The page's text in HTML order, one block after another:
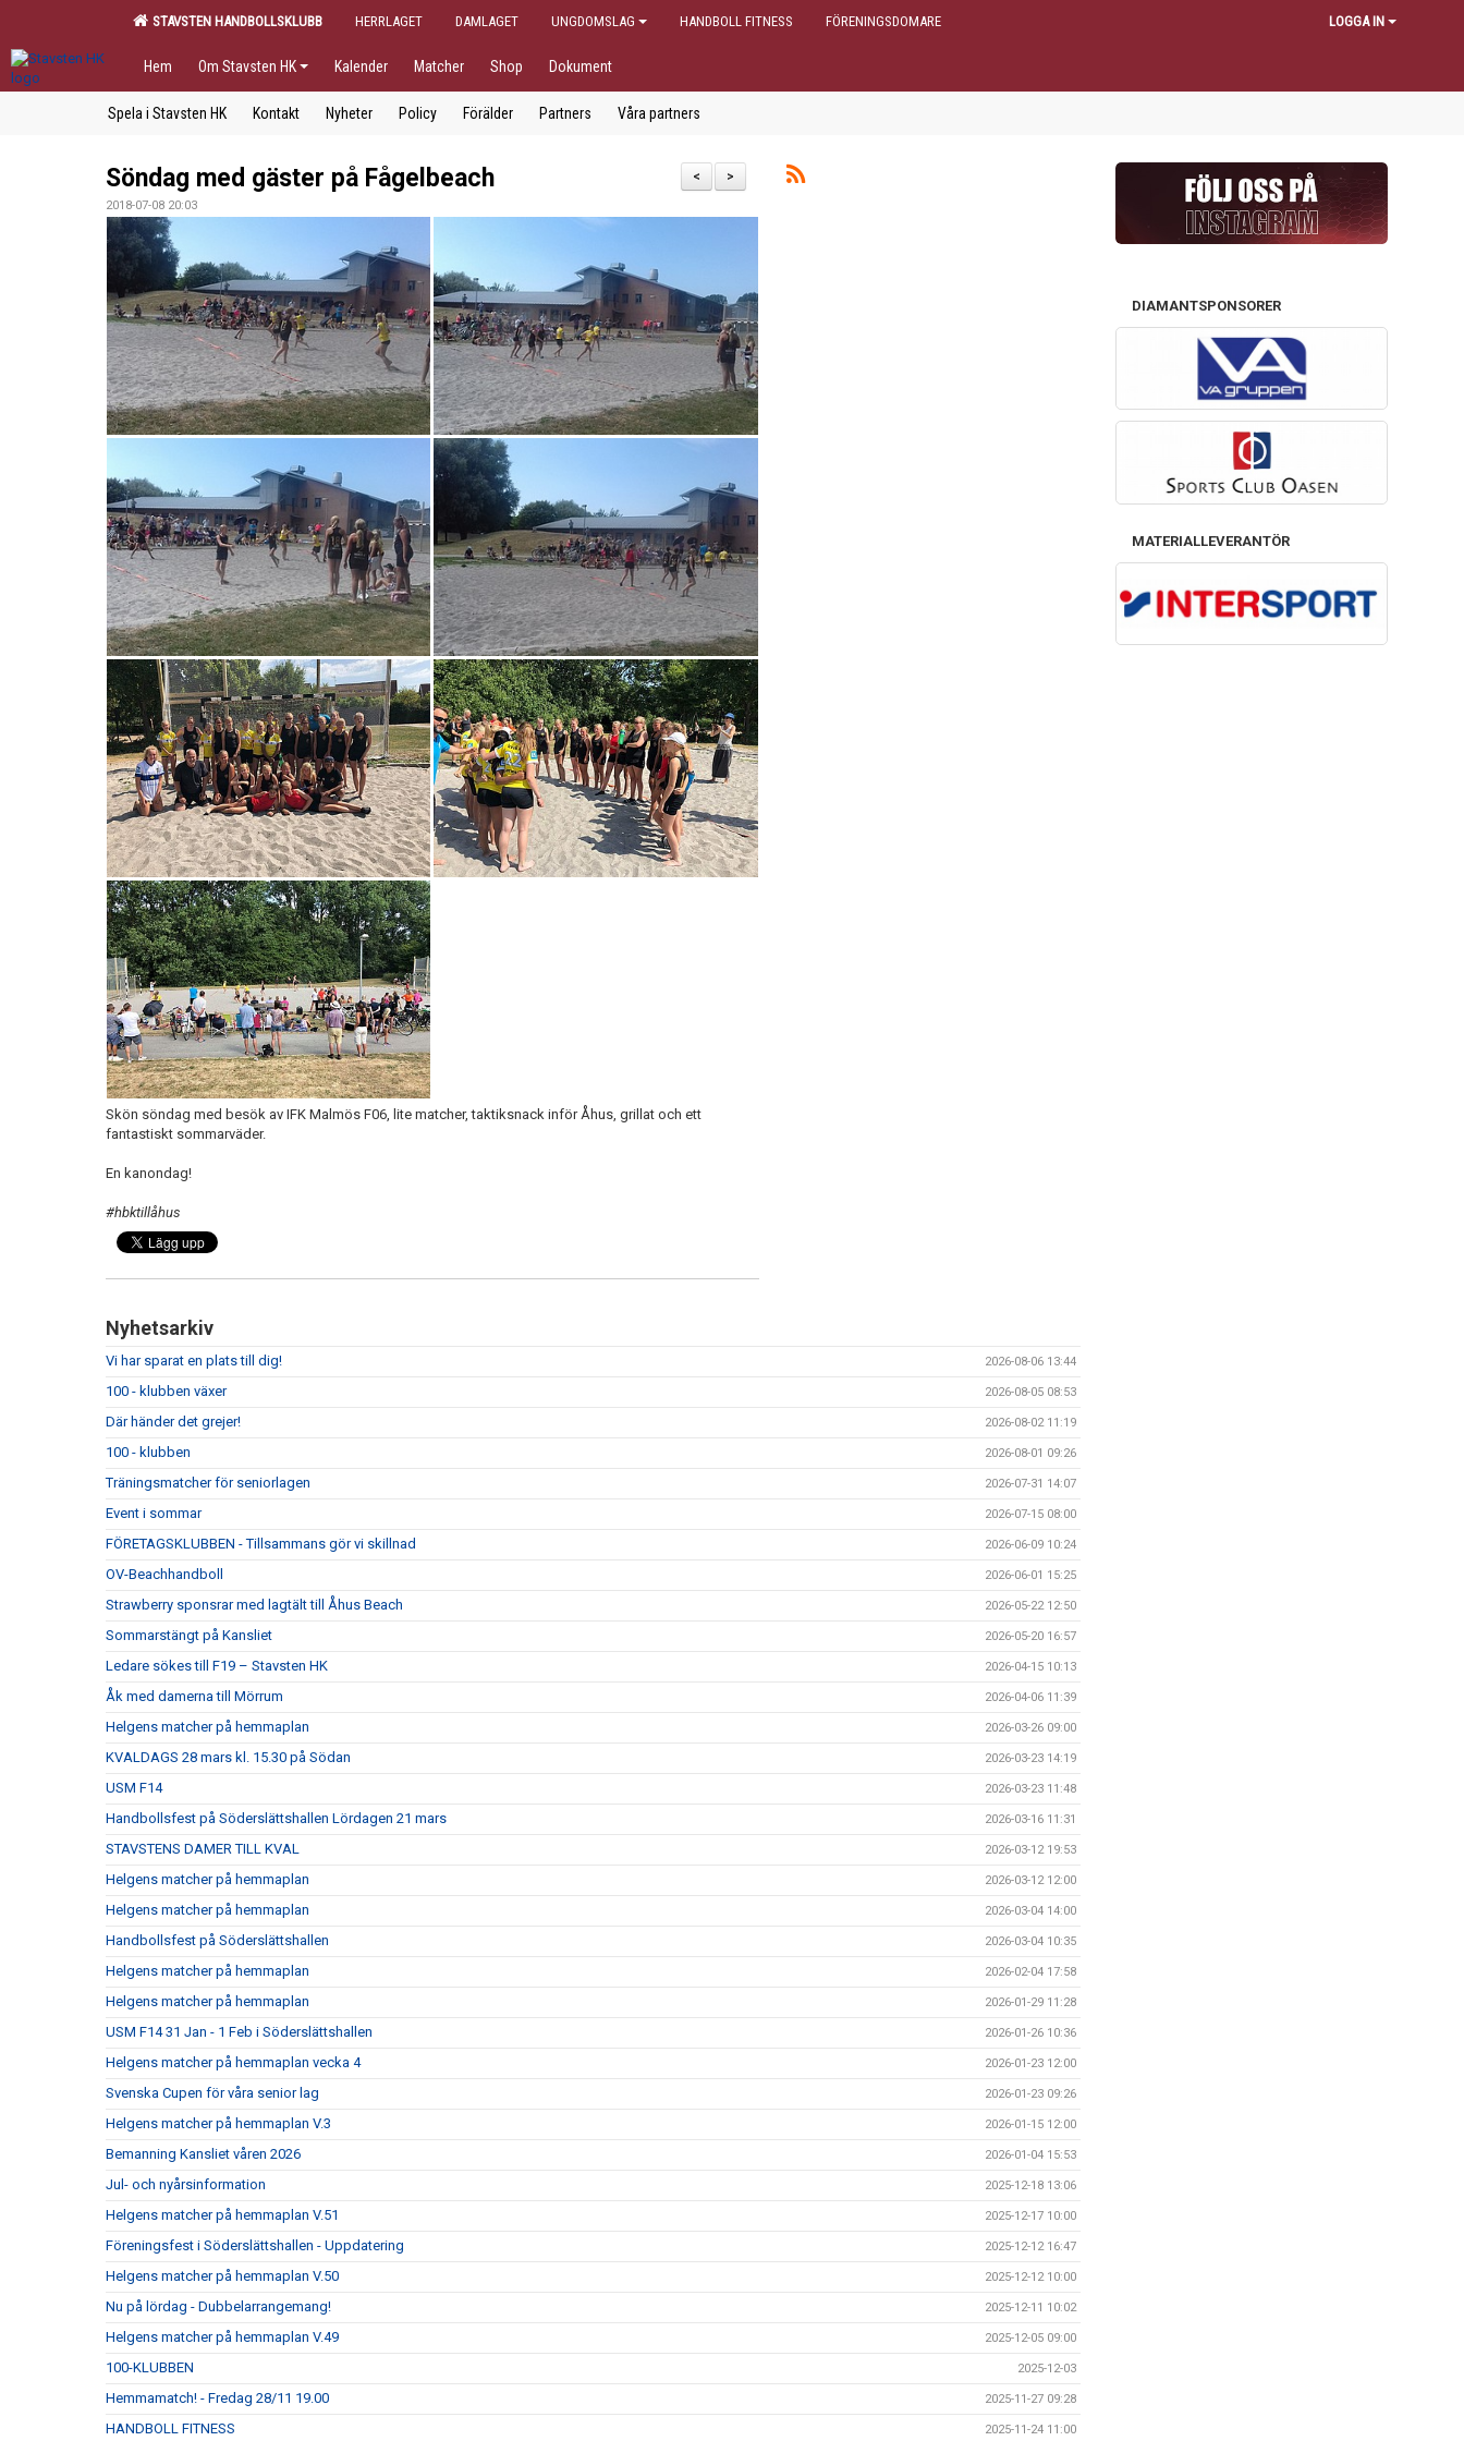
STAVSTEN HANDBOLLSKLUBB HERRLAGET DAMLAGET UNGDOMSLAG HANDBOLL FITNESS FÖRENINGSDOMARE LOGGA IN
Hem Om Stavsten HK Kalender Matcher Shop Dokument
Spela i Stavsten HK Kontakt Nyheter Policy Förälder Partners Våra partners
>
<
Söndag med gäster på Fågelbeach
2018-07-08 20:03
Skön söndag med besök av IFK Malmös F06, lite matcher, taktiksnack inför Åhus, grillat och ett
fantastiskt sommarväder.
En kanondag!
#hbktillåhus
Nyhetsarkiv
Vi har sparat en plats till dig! 2026-08-06 13:44
100 - klubben växer 2026-08-05 08:53
Där händer det grejer! 2026-08-02 11:19
100 - klubben 2026-08-01 09:26
Träningsmatcher för seniorlagen 2026-07-31 14:07
Event i sommar 2026-07-15 08:00
FÖRETAGSKLUBBEN - Tillsammans gör vi skillnad 2026-06-09 10:24
OV-Beachhandboll 2026-06-01 15:25
Strawberry sponsrar med lagtält till Åhus Beach 2026-05-22 12:50
Sommarstängt på Kansliet 2026-05-20 16:57
Ledare sökes till F19 – Stavsten HK 2026-04-15 10:13
Åk med damerna till Mörrum 2026-04-06 11:39
Helgens matcher på hemmaplan 2026-03-26 09:00
KVALDAGS 28 mars kl. 15.30 på Södan 2026-03-23 14:19
USM F14 2026-03-23 11:48
Handbollsfest på Söderslättshallen Lördagen 21 mars 2026-03-16 11:31
STAVSTENS DAMER TILL KVAL 2026-03-12 19:53
Helgens matcher på hemmaplan 2026-03-12 12:00
Helgens matcher på hemmaplan 2026-03-04 14:00
Handbollsfest på Söderslättshallen 2026-03-04 10:35
Helgens matcher på hemmaplan 2026-02-04 17:58
Helgens matcher på hemmaplan 2026-01-29 11:28
USM F14 31 Jan - 1 Feb i Söderslättshallen 2026-01-26 10:36
Helgens matcher på hemmaplan vecka 4 2026-01-23 12:00
Svenska Cupen för våra senior lag 2026-01-23 09:26
Helgens matcher på hemmaplan V.3 2026-01-15 12:00
Bemanning Kansliet våren 2026 2026-01-04 15:53
Jul- och nyårsinformation 2025-12-18 13:06
Helgens matcher på hemmaplan V.51 2025-12-17 10:00
Föreningsfest i Söderslättshallen - Uppdatering 2025-12-12 16:47
Helgens matcher på hemmaplan V.50 2025-12-12 10:00
Nu på lördag - Dubbelarrangemang! 2025-12-11 10:02
Helgens matcher på hemmaplan V.49 2025-12-05 09:00
100-KLUBBEN 2025-12-03
Hemmamatch! - Fredag 28/11 19.00 2025-11-27 09:28
HANDBOLL FITNESS 2025-11-24 11:00
DIAMANTSPONSORER
MATERIALLEVERANTÖR